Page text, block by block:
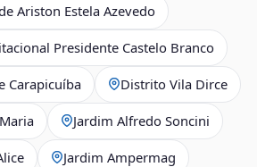
Ariston Estela Azevedo
Presidente Castelo Branco
Carapicuíba Distrito Vila Dirce
Jardim Alfredo Soncini
Jardim Ampermag